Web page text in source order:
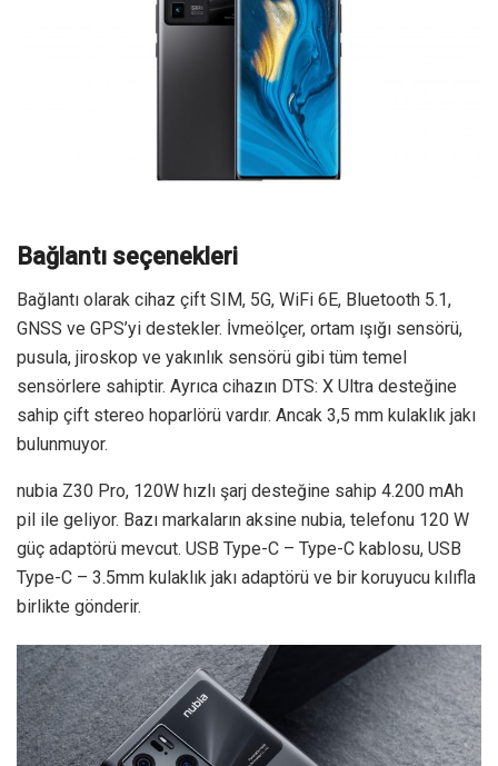
Bağlantı seçenekleri
Bağlantı olarak cihaz çift SIM, 5G, WiFi 6E, Bluetooth 5.1,
GNSS ve GPS’yi destekler. İvmeölçer, ortam ışığı sensörü,
pusula, jiroskop ve yakınlık sensörü gibi tüm temel
sensörlere sahiptir. Ayrıca cihazın DTS: X Ultra desteğine
sahip çift stereo hoparlörü vardır. Ancak 3,5 mm kulaklık jakı
bulunmuyor.
nubia Z30 Pro, 120W hızlı şarj desteğine sahip 4.200 mAh
pil ile geliyor. Bazı markaların aksine nubia, telefonu 120 W
güç adaptörü mevcut. USB Type-C – Type-C kablosu, USB
Type-C – 3.5mm kulaklık jakı adaptörü ve bir koruyucu kılıfla
birlikte gönderir.